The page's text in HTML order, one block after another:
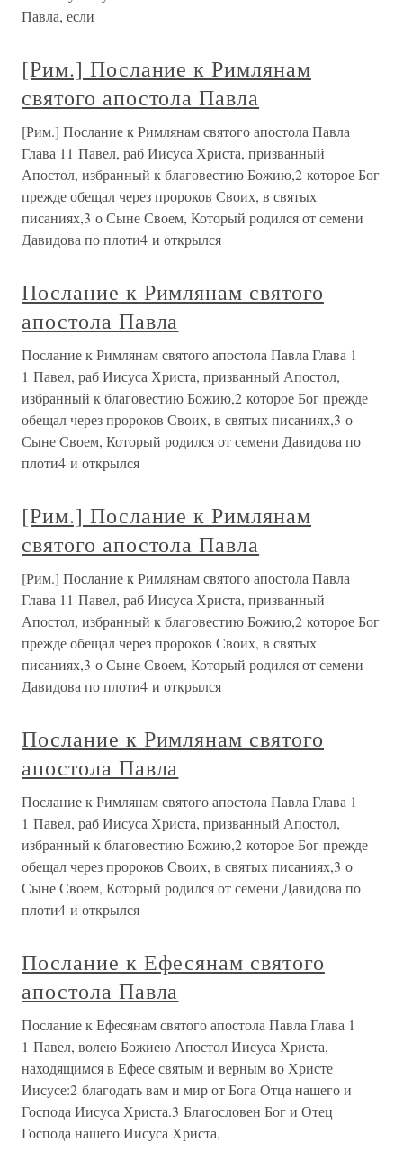
Павла, если
[Рим.] Послание к Римлянам
святого апостола Павла
[Рим.] Послание к Римлянам святого апостола Павла
Глава 11 Павел, раб Иисуса Христа, призванный
Апостол, избранный к благовестию Божию,2 которое Бог
прежде обещал через пророков Своих, в святых
писаниях,3 о Сыне Своем, Который родился от семени
Давидова по плоти4 и открылся
Послание к Римлянам святого
апостола Павла
Послание к Римлянам святого апостола Павла Глава 1
1 Павел, раб Иисуса Христа, призванный Апостол,
избранный к благовестию Божию,2 которое Бог прежде
обещал через пророков Своих, в святых писаниях,3 о
Сыне Своем, Который родился от семени Давидова по
плоти4 и открылся
[Рим.] Послание к Римлянам
святого апостола Павла
[Рим.] Послание к Римлянам святого апостола Павла
Глава 11 Павел, раб Иисуса Христа, призванный
Апостол, избранный к благовестию Божию,2 которое Бог
прежде обещал через пророков Своих, в святых
писаниях,3 о Сыне Своем, Который родился от семени
Давидова по плоти4 и открылся
Послание к Римлянам святого
апостола Павла
Послание к Римлянам святого апостола Павла Глава 1
1 Павел, раб Иисуса Христа, призванный Апостол,
избранный к благовестию Божию,2 которое Бог прежде
обещал через пророков Своих, в святых писаниях,3 о
Сыне Своем, Который родился от семени Давидова по
плоти4 и открылся
Послание к Ефесянам святого
апостола Павла
Послание к Ефесянам святого апостола Павла Глава 1
1 Павел, волею Божиею Апостол Иисуса Христа,
находящимся в Ефесе святым и верным во Христе
Иисусе:2 благодать вам и мир от Бога Отца нашего и
Господа Иисуса Христа.3 Благословен Бог и Отец
Господа нашего Иисуса Христа,